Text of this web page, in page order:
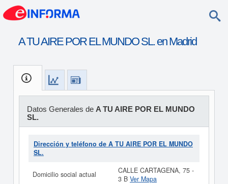
A TU AIRE POR EL MUNDO SL. en Madrid
Datos Generales de A TU AIRE POR EL MUNDO
SL.
Dirección y teléfono de A TU AIRE POR EL MUNDO
SL.
Domicilio social actual
CALLE CARTAGENA, 75 -
3 B Ver Mapa